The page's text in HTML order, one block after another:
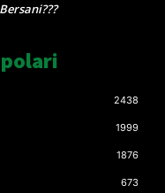
2438
1999
1876
673